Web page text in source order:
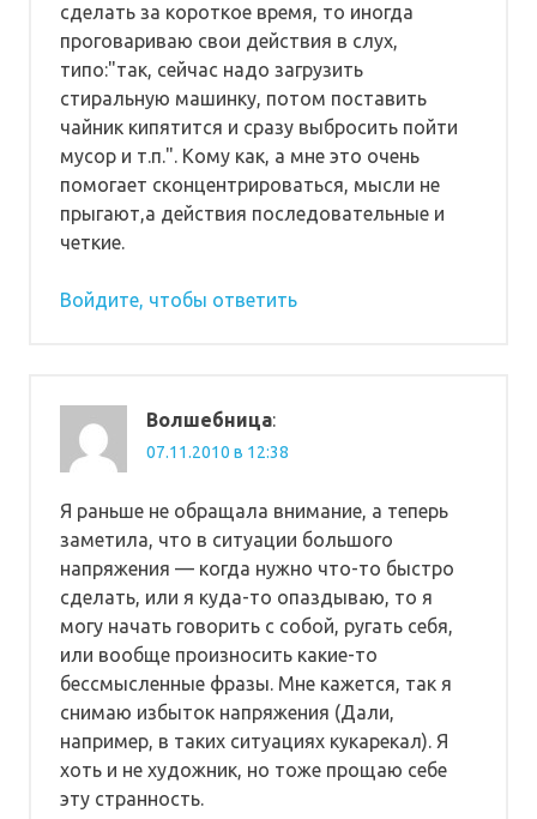
сделать за короткое время, то иногда
проговариваю свои действия в слух,
типо:"так, сейчас надо загрузить
стиральную машинку, потом поставить
чайник кипятится и сразу выбросить пойти
мусор и т.п.". Кому как, а мне это очень
помогает сконцентрироваться, мысли не
прыгают,а действия последовательные и
четкие.
Войдите, чтобы ответить
Волшебница:
07.11.2010 в 12:38
Я раньше не обращала внимание, а теперь
заметила, что в ситуации большого
напряжения — когда нужно что-то быстро
сделать, или я куда-то опаздываю, то я
могу начать говорить с собой, ругать себя,
или вообще произносить какие-то
бессмысленные фразы. Мне кажется, так я
снимаю избыток напряжения (Дали,
например, в таких ситуациях кукарекал). Я
хоть и не художник, но тоже прощаю себе
эту странность.